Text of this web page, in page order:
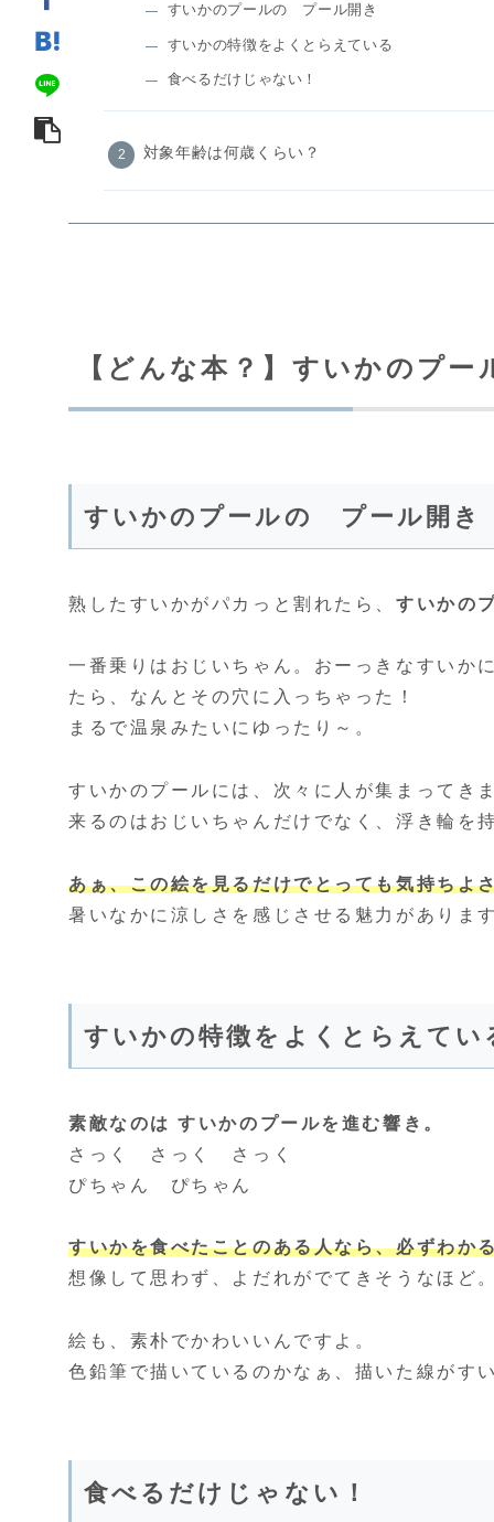
すいかのプールの プール開き
すいかの特徴をよくとらえている
食べるだけじゃない！
対象年齢は何歳くらい？
【どんな本？】すいかのプー
すいかのプールの プール開き
熟したすいかがパカっと割れたら、 すいかの
一番乗りはおじいちゃん。おーっきなすいか
たら、なんとその穴に入っちゃった！
まるで温泉みたいにゆったり～。
すいかのプールには、次々に人が集まってき
来るのはおじいちゃんだけでなく、浮き輪を
あぁ、この絵を見るだけでとっても気持ちよ
暑いなかに涼しさを感じさせる魅力がありま
すいかの特徴をよくとらえてい
素敵なのは すいかのプールを進む響き。
さっく さっく さっく
ぴちゃん ぴちゃん
すいかを食べたことのある人なら、必ずわ
想像して思わず、よだれがでてきそうなほど
絵も、素朴でかわいいんですよ。
色鉛筆で描いているのかなぁ、描いた線がす
食べるだけじゃない！